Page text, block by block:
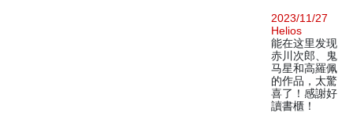
2023/11/27
Helios
能在这里发现
赤川次郎、鬼
马星和高羅佩
的作品，太驚
喜了！感謝好
讀書櫃！